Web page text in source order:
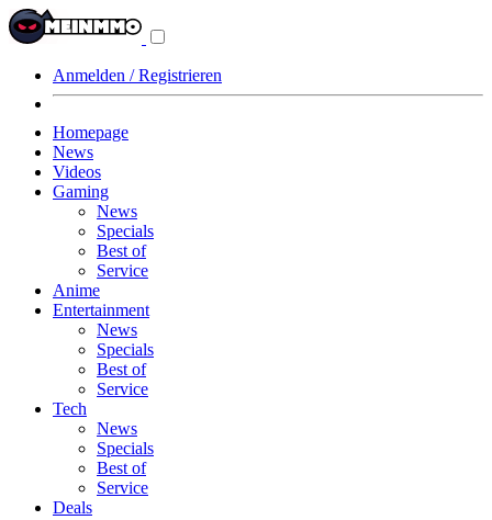
Anmelden / Registrieren
Homepage
News
Videos
Gaming
News
Specials
Best of
Service
Anime
Entertainment
News
Specials
Best of
Service
Tech
News
Specials
Best of
Service
Deals